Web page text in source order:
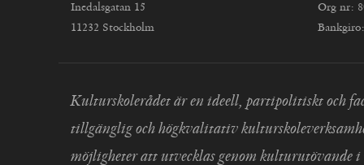
Inedalsgatan 15
11232 Stockholm
Org nr:
Kulturskolerådet är en ideell, partipolitiskt och
tillgänglig och högkvalitativ
möjligheter att utvecklas genom kulturutövande